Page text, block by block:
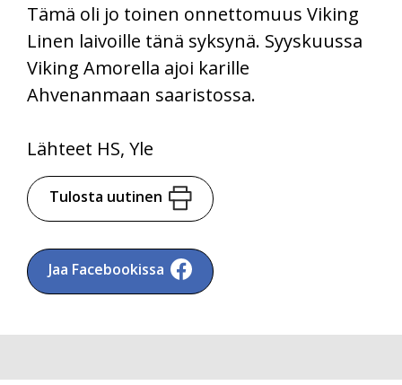
Tämä oli jo toinen onnettomuus Viking
Linen laivoille tänä syksynä. Syyskuussa
Viking Amorella ajoi karille
Ahvenanmaan saaristossa.
Lähteet HS, Yle
Tulosta uutinen
Jaa Facebookissa